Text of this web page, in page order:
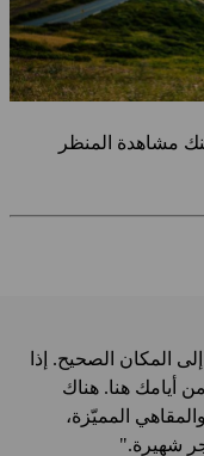
مشاهدة المنظر
المكان الصحيح. إذا
أيامك هنا. هناك
المميّزة،
شهيرة."